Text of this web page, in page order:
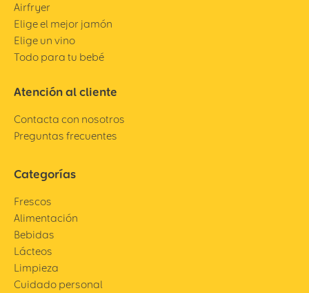
Airfryer
Elige el mejor jamón
Elige un vino
Todo para tu bebé
Atención al cliente
Contacta con nosotros
Preguntas frecuentes
Categorías
Frescos
Alimentación
Bebidas
Lácteos
Limpieza
Cuidado personal